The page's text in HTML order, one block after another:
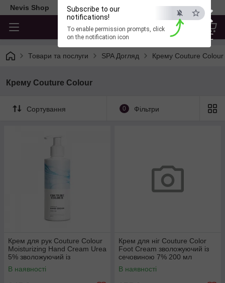
×
ESC
Subscribe to our
notifications!
To enable permission prompts, click
on the notification icon
Nevis Shop
Товари та послуги SPA Догляд Крему Couture Colour
Крему Couture Colour
Сортування 0 Фільтри
Крем для рук Couture Colour
Moisturizing Hand Cream Urea
5% зволожуючий із
сечовиною 200 мл
В наявності
Крем для ніг Couture Color
Foot Cream зволожуючий із
сечовиною 7% 200 мл
В наявності